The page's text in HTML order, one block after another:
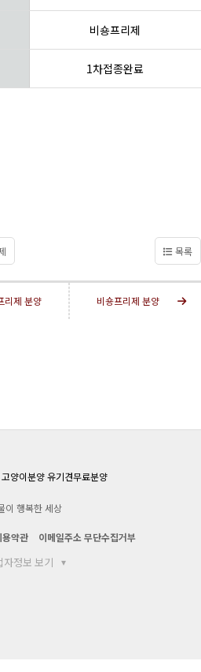
비숑프리제
1차접종완료
목록
리제 분양 비숑프리제 분양
이 행복한 세상
용약관 이메일주소 무단수집거부
자정보 보기 ▾